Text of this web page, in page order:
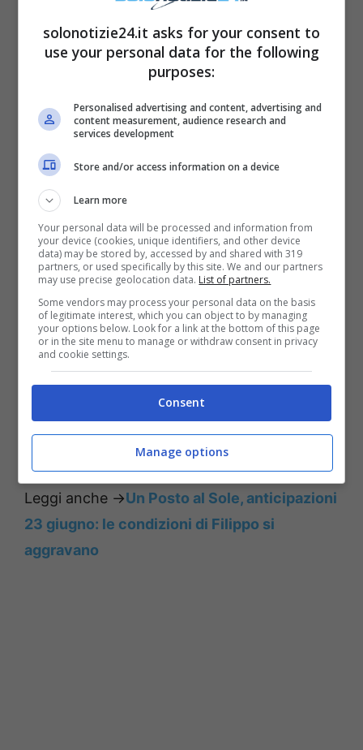
smentisci mai, pensi soltanto ai soldi. Hai
fatto scattare foto di nascosto per poi
venderle, fingendo ancora una volta un
Probabilmente la modella croata parla delle
foto che sono state pubblicate in esclusiva
dal settimanale ‘Chi‘, nelle quali di vede un
abbraccio affettuoso tra di loro. Foto che ha
messo sul proprio profilo Instagram Fabrizio
Corona.
Leggi anche ->Un Posto al Sole, anticipazioni
23 giugno: le condizioni di Filippo si
aggravano
solonotizie24.it asks for your consent to
use your personal data for the following
purposes:
Personalised advertising and content, advertising and
content measurement, audience research and
services development
Store and/or access information on a device
Learn more
Your personal data will be processed and information from
your device (cookies, unique identifiers, and other device
data) may be stored by, accessed by and shared with 319
partners, or used specifically by this site. We and our partners
may use precise geolocation data. List of partners.
Some vendors may process your personal data on the basis
of legitimate interest, which you can object to by managing
your options below. Look for a link at the bottom of this page
or in the site menu to manage or withdraw consent in privacy
and cookie settings.
Consent
Manage options